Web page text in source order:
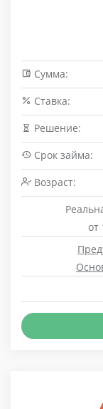
Сумма:
Cтавка:
Решение:
Срок займа:
Возраст:
от